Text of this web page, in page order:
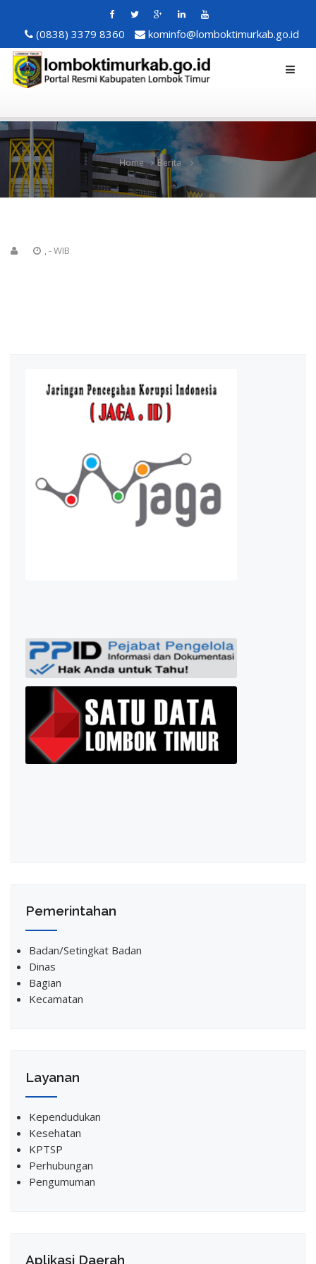
(0838) 3379 8360 kominfo@lomboktimurkab.go.id
Home Berita
, - WIB
Pemerintahan
Badan/Setingkat Badan
Dinas
Bagian
Kecamatan
Layanan
Kependudukan
Kesehatan
KPTSP
Perhubungan
Pengumuman
Aplikasi Daerah